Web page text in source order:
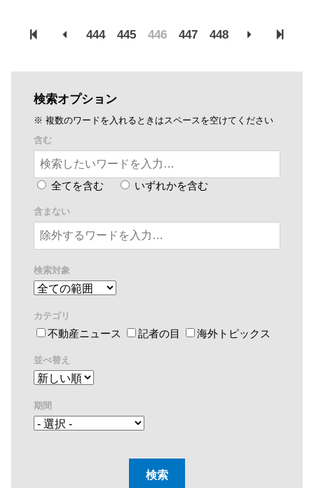
444 445 446 447 448
検索オプション
※ 複数のワードを入れるときはスペースを空けてください
含む
全てを含む いずれかを含む
含まない
検索対象
カテゴリ
不動産ニュース 記者の目 海外トピックス
並べ替え
期間